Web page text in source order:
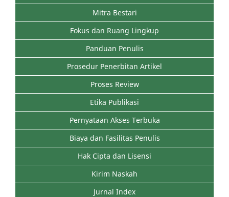
Mitra Bestari
Fokus dan Ruang Lingkup
Panduan Penulis
Prosedur Penerbitan Artikel
Proses Review
Etika Publikasi
Pernyataan Akses Terbuka
Biaya dan Fasilitas Penulis
Hak Cipta dan Lisensi
Kirim Naskah
Jurnal Index